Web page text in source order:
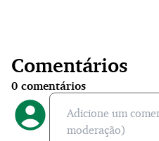
Comentários
0 comentários